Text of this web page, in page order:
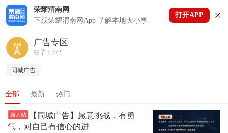
荣耀渭南网
下载荣耀渭南网App 了解本地大小事
打开APP
下拉刷新
广告专区
帖子：372
同城广告
全部 最新 热门
【同城广告】愿意挑战，有勇
气，对自己有信心的进